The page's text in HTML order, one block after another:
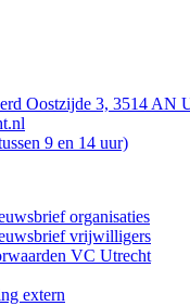
Oostzijde 3, 3514 AN
9 en 14 uur)
organisaties
vrijwilligers
VC Utrecht
extern